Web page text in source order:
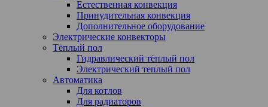
Естественная конвекция
Принудительная конвекция
Дополнительное оборудование
Электрические конвекторы
Тёплый пол
Гидравлический тёплый пол
Электрический теплый пол
Автоматика
Для котлов
Для радиаторов